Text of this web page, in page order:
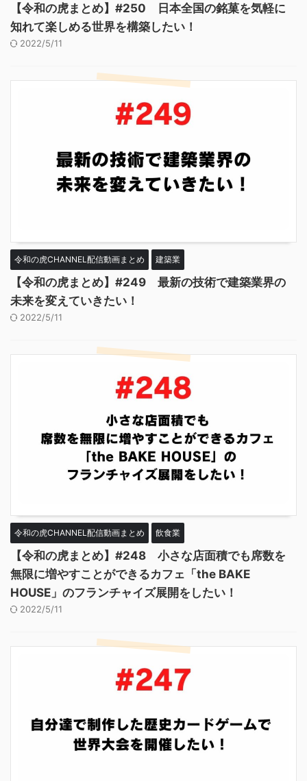
【令和の虎まとめ】#250 日本全国の銘菓を気軽に
知れて楽しめる世界を構築したい！
2022/5/11
令和の虎CHANNEL配信動画まとめ 建築業
【令和の虎まとめ】#249 最新の技術で建築業界の
未来を変えていきたい！
2022/5/11
令和の虎CHANNEL配信動画まとめ 飲食業
【令和の虎まとめ】#248 小さな店面積でも席数を
無限に増やすことができるカフェ「the BAKE
HOUSE」のフランチャイズ展開をしたい！
2022/5/11